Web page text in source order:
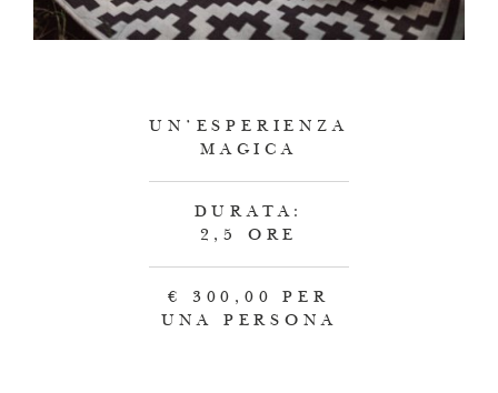
UN’ESPERIENZA
MAGICA
DURATA:
2,5 ORE
€ 300,00 PER
UNA PERSONA